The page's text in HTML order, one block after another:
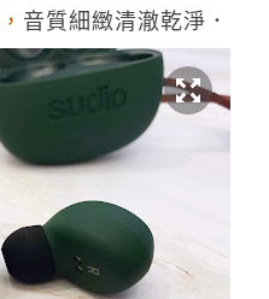
， 音質細緻清澈乾淨 ．